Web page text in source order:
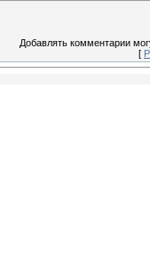
Добавлять комментарии
[